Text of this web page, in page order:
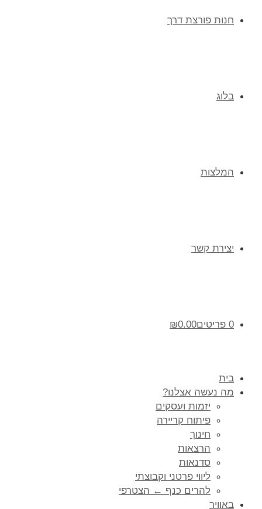
חנות פורצת דרך
בלוג
המלצות
יצירת קשר
0 פריטים ₪0.00
בית
מה נעשה אצלנו?
יזמות ועסקים
פיתוח קריירה
חינוך
הרצאות
סדנאות
ליווי פרטני וקבוצתי
להרים כנף ← הצטרפי
באוויר